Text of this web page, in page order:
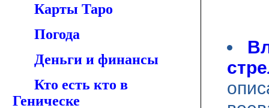
Карты Таро
Погода
Деньги и финансы
Кто есть кто в
Геническе